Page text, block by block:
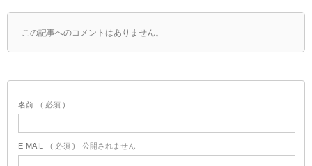
この記事へのコメントはありません。
名前 ( 必須 )
E-MAIL ( 必須 ) - 公開されません -